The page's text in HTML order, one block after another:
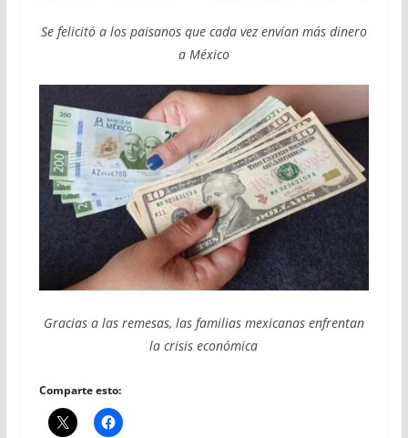
Se felicitó a los paisanos que cada vez envían más dinero
a México
Gracias a las remesas, las familias mexicanas enfrentan
la crisis económica
Comparte esto: